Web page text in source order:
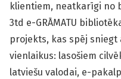
klientiem, neatkarīgi no
3td e-GRĀMATU
projekts, kas spēj
vienlaikus: lasošiem
latviešu valodai, e-